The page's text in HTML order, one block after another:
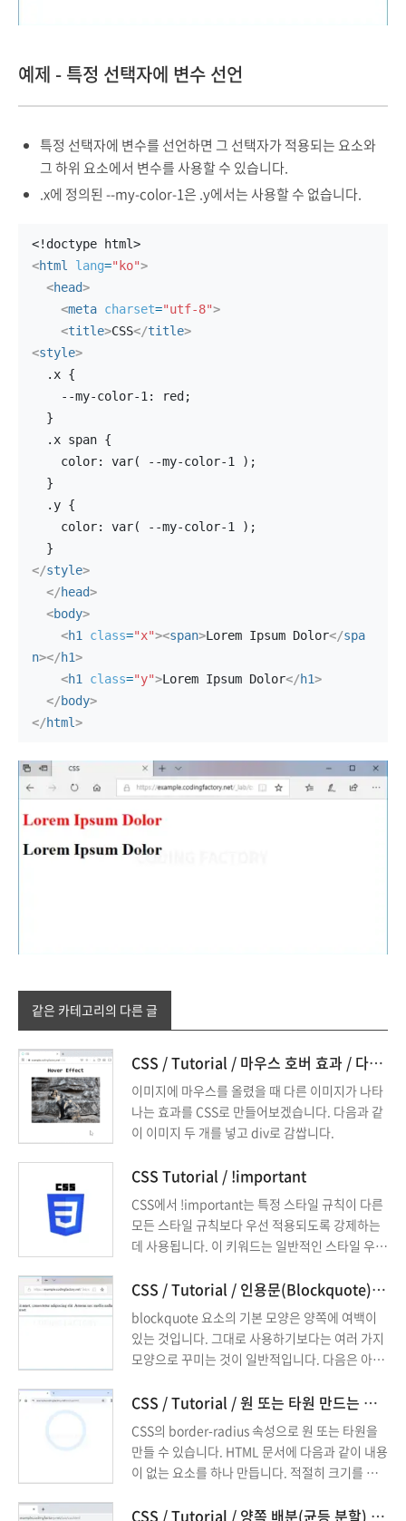
예제 - 특정 선택자에 변수 선언
특정 선택자에 변수를 선언하면 그 선택자가 적용되는 요소와
그 하위 요소에서 변수를 사용할 수 있습니다.
.x에 정의된 --my-color-1은 .y에서는 사용할 수 없습니다.
<!doctype html>
<html lang="ko">
<head>
<meta charset="utf-8">
<title>CSS</title>
<style>
  .x {
    --my-color-1: red;
  }
  .x span {
    color: var( --my-color-1 );
  }
  .y {
    color: var( --my-color-1 );
  }
</style>
</head>
<body>
<h1 class="x"><span>Lorem Ipsum Dolor</spa
n></h1>
<h1 class="y">Lorem Ipsum Dolor</h1>
</body>
</html>
같은 카테고리의 다른 글
CSS / Tutorial / 마우스 호버 효과 / 다른 이미지 보여주는 방법
이미지에 마우스를 올렸을 때 다른 이미지가 나타
나는 효과를 CSS로 만들어보겠습니다. 다음과 같
이 이미지 두 개를 넣고 div로 감쌉니다.
CSS Tutorial / !important
CSS에서 !important는 특정 스타일 규칙이 다른
모든 스타일 규칙보다 우선 적용되도록 강제하는
데 사용됩니다. 이 키워드는 일반적인 스타일 우선
보다도 높은 우선순위를 가지도록 합니다.
CSS / Tutorial / 인용문(Blockquote) 꾸미는 방법
blockquote 요소의 기본 모양은 양쪽에 여백이
있는 것입니다. 그대로 사용하기보다는 여러 가지
모양으로 꾸미는 것이 일반적입니다. 다음은 아래
CSS / Tutorial / 원 또는 타원 만드는 방법
CSS의 border-radius 속성으로 원 또는 타원을
만들 수 있습니다. HTML 문서에 다음과 같이 내용
이 없는 요소를 하나 만듭니다. 적절히 크기를 정
der-radius 속성을 추가하고, 값에 50%를 넣으CSS / Tutorial / 양쪽 배분(균등 분할) 정렬 방법